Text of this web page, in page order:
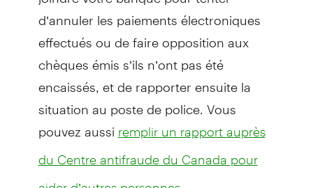
d’annuler les paiements électroniques
effectués ou de faire opposition aux
chèques émis s’ils n’ont pas été
encaissés, et de rapporter ensuite la
situation au poste de police. Vous
pouvez aussi remplir un rapport auprès
du Centre antifraude du Canada pour
.